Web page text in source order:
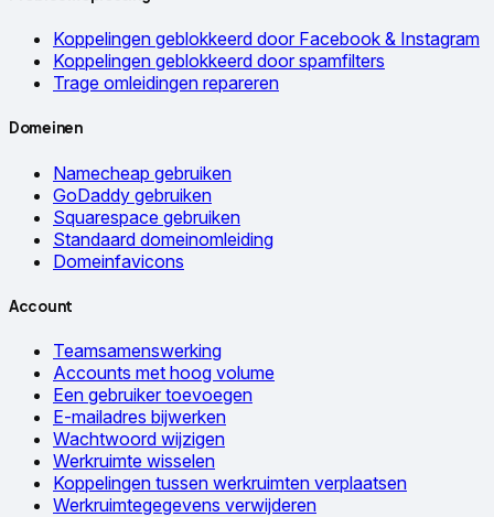
Koppelingen geblokkeerd door Facebook & Instagram
Koppelingen geblokkeerd door spamfilters
Trage omleidingen repareren
Domeinen
Namecheap gebruiken
GoDaddy gebruiken
Squarespace gebruiken
Standaard domeinomleiding
Domeinfavicons
Account
Teamsamenswerking
Accounts met hoog volume
Een gebruiker toevoegen
E-mailadres bijwerken
Wachtwoord wijzigen
Werkruimte wisselen
Koppelingen tussen werkruimten verplaatsen
Werkruimtegegevens verwijderen